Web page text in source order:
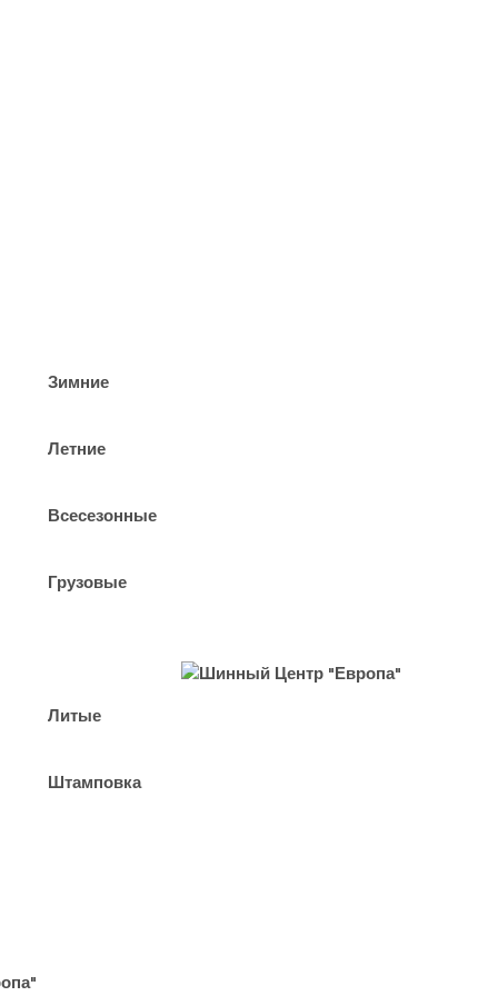
Зимние
Летние
Всесезонные
Грузовые
Литые
Штамповка